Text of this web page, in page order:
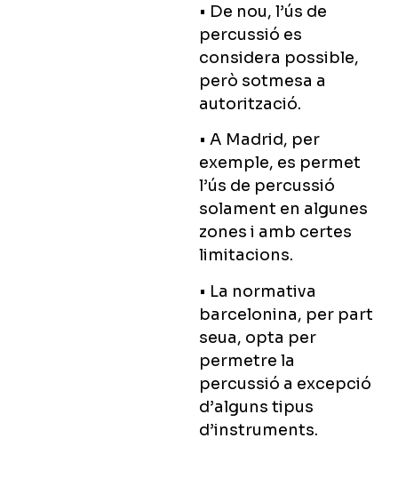
• De nou, l’ús de
percussió es
considera possible,
però sotmesa a
autorització.
• A Madrid, per
exemple, es permet
l’ús de percussió
solament en algunes
zones i amb certes
limitacions.
• La normativa
barcelonina, per part
seua, opta per
permetre la
percussió a excepció
d’alguns tipus
d’instruments.